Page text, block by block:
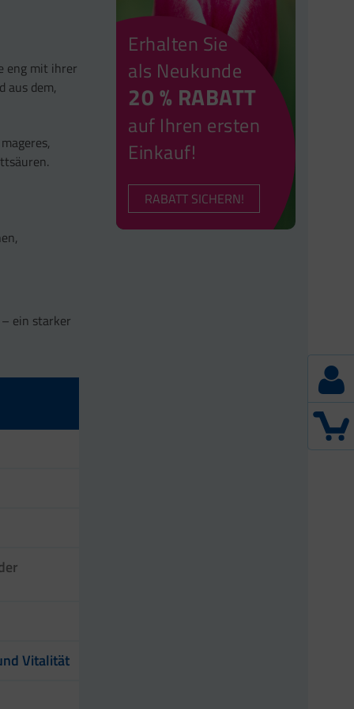
eng mit ihrer
aus dem,
ein starker
Vitalität
Erhalten Sie
als Neukunde
20 % RABATT
auf Ihren ersten
Einkauf!
RABATT SICHERN!